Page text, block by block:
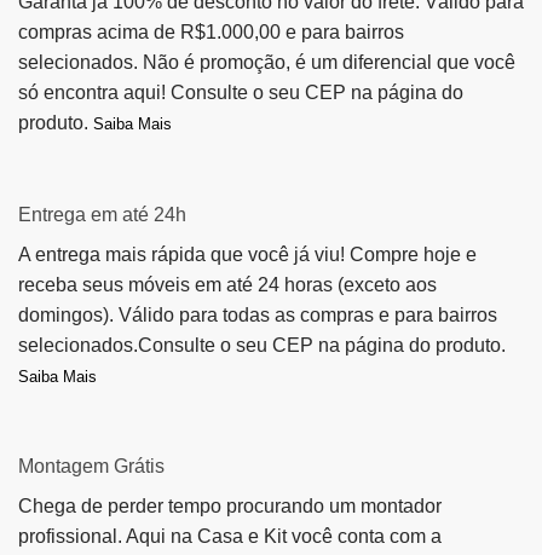
compras acima de R$1.000,00 e para bairros
selecionados. Não é promoção, é um diferencial que você
só encontra aqui! Consulte o seu CEP na página do
produto. Saiba Mais
Entrega em até 24h
A entrega mais rápida que você já viu! Compre hoje e
receba seus móveis em até 24 horas (exceto aos
domingos). Válido para todas as compras e para bairros
selecionados.Consulte o seu CEP na página do produto.
Saiba Mais
Montagem Grátis
Chega de perder tempo procurando um montador
profissional. Aqui na Casa e Kit você conta com a